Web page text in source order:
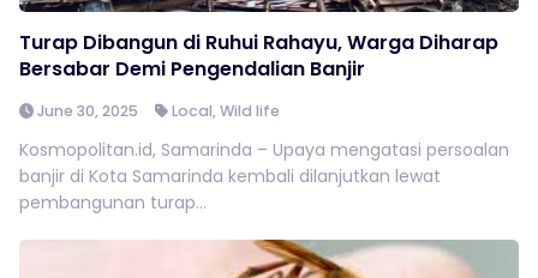
Turap Dibangun di Ruhui Rahayu, Warga Diharap
Bersabar Demi Pengendalian Banjir
June 30, 2025 Local,Wild life
Kosmopolitan.id, Samarinda – Upaya mengatasi persoalan
banjir di Kota Samarinda kembali dilanjutkan lewat
pembangunan turap...